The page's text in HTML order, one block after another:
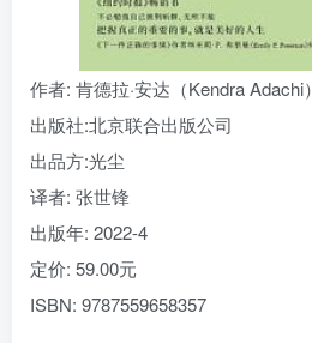
作者: 肯德拉·安达（Kendra Adachi）
出版社:北京联合出版公司
出品方:光尘
译者: 张世锋
出版年: 2022-4
定价: 59.00元
ISBN: 9787559658357